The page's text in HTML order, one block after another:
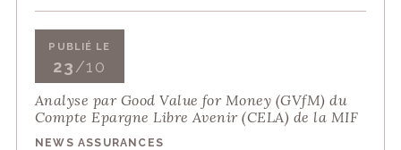
PUBLIÉ LE
23/10
Analyse par Good Value for Money (GVfM) du
Compte Epargne Libre Avenir (CELA) de la MIF
NEWS ASSURANCES